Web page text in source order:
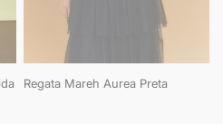
Regata Mareh Aurea Preta